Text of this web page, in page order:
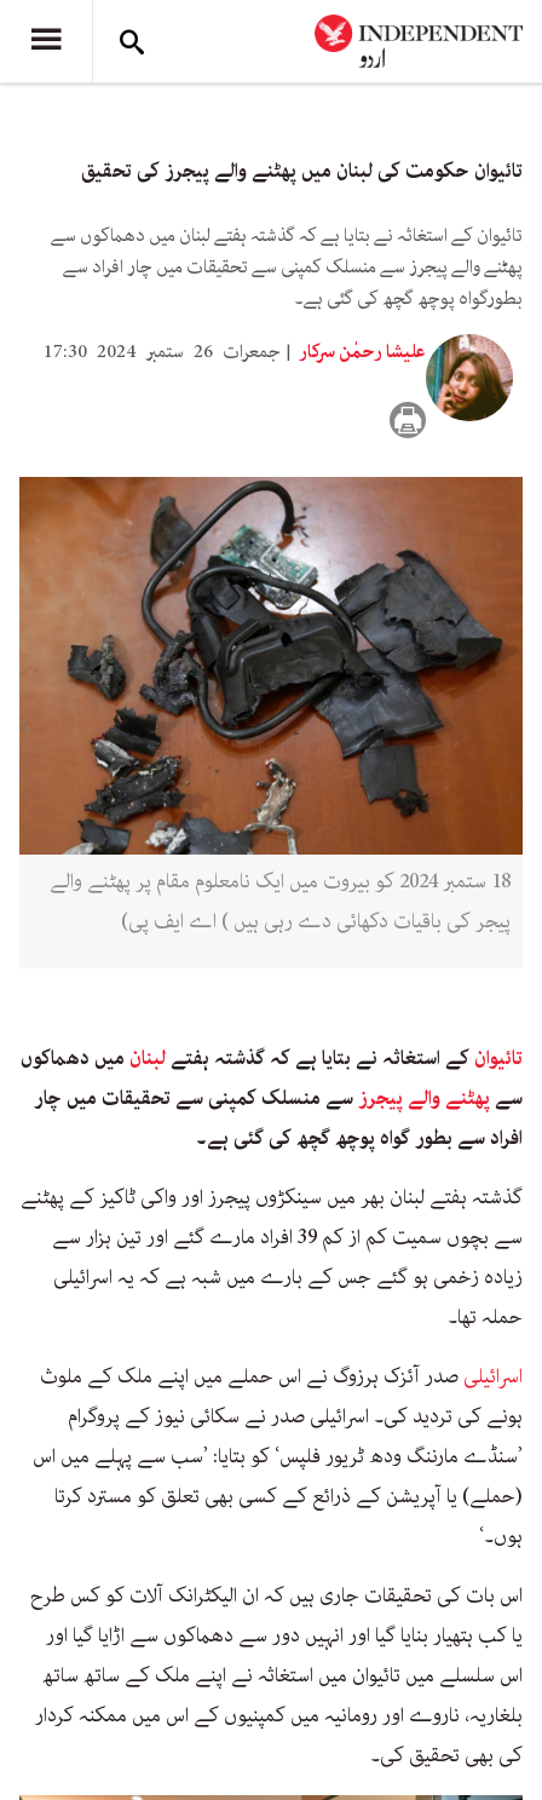
تائیوان حکومت کی لبنان میں پھٹنے والے پیجرز کی تحقیق
تائیوان کے استغاثہ نے بتایا ہے کہ گذشتہ ہفتے لبنان میں دھماکوں سے
پھٹنے والے پیجرز سے منسلک کمپنی سے تحقیقات میں چار افراد سے
بطورگواہ پوچھ گچھ کی گئی ہے۔
علیشا رحمٰن سرکار
جمعرات 26 ستمبر 2024 17:30
18 ستمبر 2024 کو بیروت میں ایک نامعلوم مقام پر پھٹنے والے
پیجر کی باقیات دکھائی دے رہی ہیں ) اے ایف پی)
تائیوانکے استغاثہ نے بتایا ہے کہ گذشتہ ہفتےلبنان میں دھماکوں
سے پھٹنے والے پیجرز سے منسلک کمپنی سے تحقیقات میں چار
افراد سے بطور گواہ پوچھ گچھ کی گئی ہے۔
گذشتہ ہفتے لبنان بھر میں سینکڑوں پیجرز اور واکی ٹاکیز کے پھٹنے
سے بچوں سمیت کم از کم 39 افراد مارے گئے اور تین ہزار سے
زیادہ زخمی ہو گئے جس کے بارے میں شبہ ہے کہ یہ اسرائیلی
حملہ تھا۔
اسرائیلیصدر آئزک ہرزوگ نے اس حملے میں اپنے ملک کے ملوث
ہونے کی تردید کی۔ اسرائیلی صدر نے سکائی نیوز کے پروگرام
’سنڈے مارننگ ودھ ٹریور فلپس‘ کو بتایا: ’سب سے پہلے میں اس
(حملے) یا آپریشن کے ذرائع کے کسی بھی تعلق کو مسترد کرتا
ہوں۔‘
اس بات کی تحقیقات جاری ہیں کہ ان الیکٹرانک آلات کو کس طرح
یا کب ہتھیار بنایا گیا اور انہیں دور سے دھماکوں سے اڑایا گیا اور
اس سلسلے میں تائیوان میں استغاثہ نے اپنے ملک کے ساتھ ساتھ
بلغاریہ، ناروے اور رومانیہ میں کمپنیوں کے اس میں ممکنہ کردار
کی بھی تحقیق کی۔